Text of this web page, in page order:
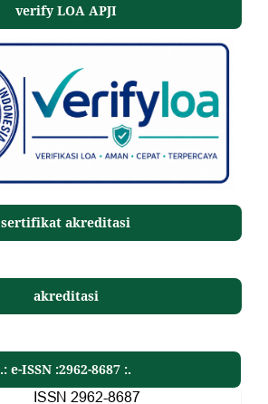
verify LOA APJI
sertifikat akreditasi
akreditasi
.: e-ISSN :2962-8687 :.